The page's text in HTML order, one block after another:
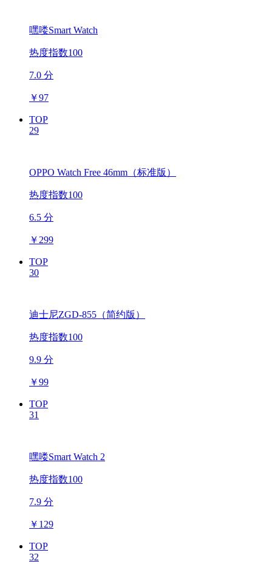
嘿喽Smart Watch
热度指数100
7.0 分
￥97
TOP
29
OPPO Watch Free 46mm（标准版）
热度指数100
6.5 分
￥ 299
TOP
30
迪士尼ZGD-855（简约版）
热度指数100
9.9 分
￥99
TOP
31
嘿喽Smart Watch 2
热度指数100
7.9 分
￥ 129
TOP
32